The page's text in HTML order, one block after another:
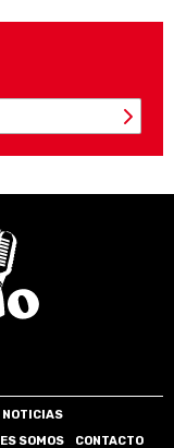
NOTICIAS
SOMOS CONTACTO